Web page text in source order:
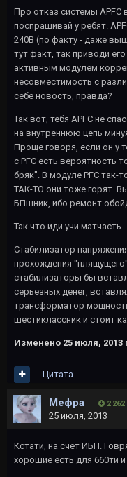
Про отказ системы APFC
поспрашивай у ребят.
240В (по факту - даже
тут факт, так приводи
активным модулем
несовместимость с
себе новость, правда?
Так вот, тебя APFC не
на внутреннюю цепь
Проще говоря, если он у
с PFC есть вероятность
бряк". В модуле PFC так-
ТАК-ТО они тоже горят.
БПшник, ибо ремонт
Так что иди учи матчасть.
Стабилизатор
прохождения
стабилизаторы бы
серьезных денег,
трансформатор
шестиклассник и стоит
Изменено 25 июля, 2013
Цитата
Мефра 2 262
25 июля, 2013
Кстати, на счет ИБП.
хорошие есть для 660ти